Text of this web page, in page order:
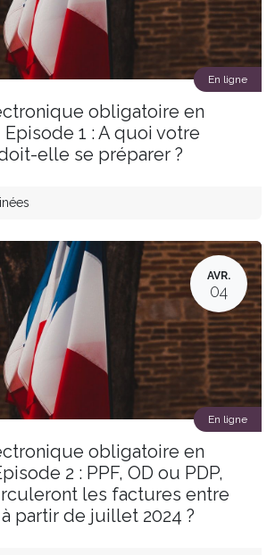
obligatoire en
1 : A quoi votre
elle se préparer ?
En ligne
AVR.
04
obligatoire en
2 : PPF, OD ou PDP,
les factures entre
partir de juillet 2024 ?
En ligne